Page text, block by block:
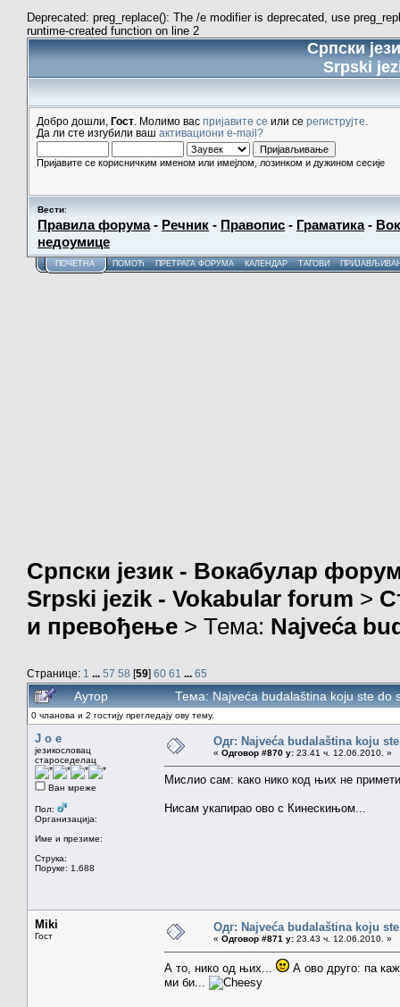
Deprecated: preg_replace(): The /e modifier is deprecated, use
runtime-created function on line 2
Српски
Srpski
Добро дошли, Гост . Молимо вас пријавите се или се региструјте
Да ли сте изгубили ваш активациони e-mail?
Пријавите се корисничким именом или имејлом, лозинком и дужином сесије
Вести:
Правила форума- Речник - Правопис - Граматика-
недоумице
ПОЧЕТНА ПОМОЋ ПРЕТРАГА ФОРУМА КАЛЕНДАР ТАГОВИ
Српски језик - Вокабулар
Srpski jezik - Vokabular forum >
и превођење > Тема: Najveća
Странице: 1 ... 57 58 [59] 60 61 ... 65
Аутор Тема: Najveća budalaština koju ste do
0 чланова и 2 гостију прегледају ову тему.
J o e
језикословац
староседелац
Ван мреже
Пол:
Организација:
Име и презиме:
Струка:
Поруке: 1.688
Одг: Najveća budalaština koju
« Одговор #870 у: 23.41 ч. 12.06.2010. »
Мислио сам: како нико код њих не
Нисам укапирао ово с Кинескињом...
Miki
Гост
Одг: Najveća budalaština koju
« Одговор #871 у: 23.43 ч. 12.06.2010. »
А то, нико од њих...
А ово друго: па
ми би...